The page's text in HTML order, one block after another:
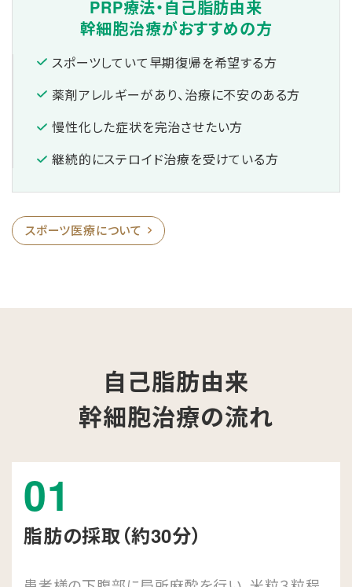
PRP療法・自己脂肪由来
幹細胞治療がおすすめの方
スポーツしていて早期復帰を希望する方
薬剤アレルギーがあり、治療に不安のある方
慢性化した症状を完治させたい方
継続的にステロイド治療を受けている方
スポーツ医療について
自己脂肪由来
幹細胞治療の流れ
01
脂肪の採取（約30分）